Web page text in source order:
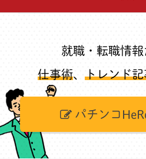
就職・転職情報
仕事術、 トレンド記
パチンコ